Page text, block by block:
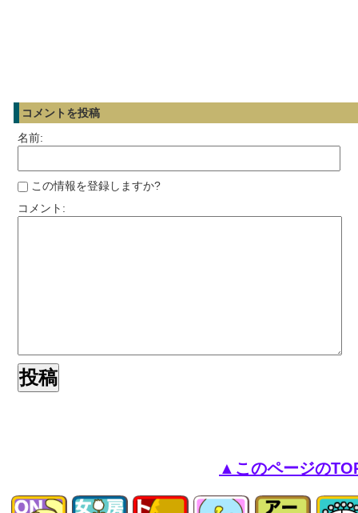
コメントを投稿
名前:
この情報を登録しますか?
コメント:
▲このページの